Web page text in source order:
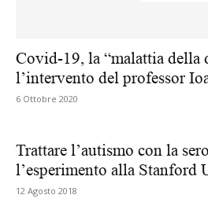
Covid-19, la “malattia della
l’intervento del professor
6 Ottobre 2020
Trattare l’autismo con la
l’esperimento alla Stanford
12 Agosto 2018